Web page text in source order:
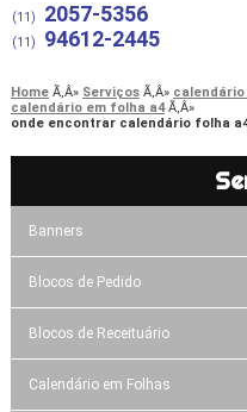
(11) 2057-5356
(11) 94612-2445
Home Serviços
calendário em folha a4
onde encontrar calendário folha
Banners
Blocos de Pedido
Blocos de Receituário
Calendário em Folhas